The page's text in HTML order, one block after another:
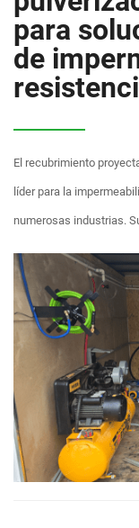
para
de
El recubrimiento
líder para la
numerosas industrias.
exigentes....